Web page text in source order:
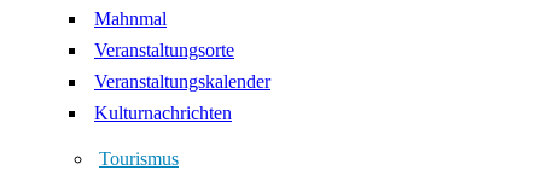
Mahnmal
Veranstaltungsorte
Veranstaltungskalender
Kulturnachrichten
Tourismus